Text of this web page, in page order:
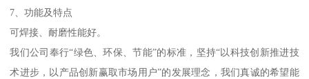
7、功能及特点
可焊接、耐磨性能好。
我们公司奉行“绿色、环保、节能”的标准，坚持“以科技创新推进技
术进步，以产品创新赢取市场用户”的发展理念，我们真诚的希望能